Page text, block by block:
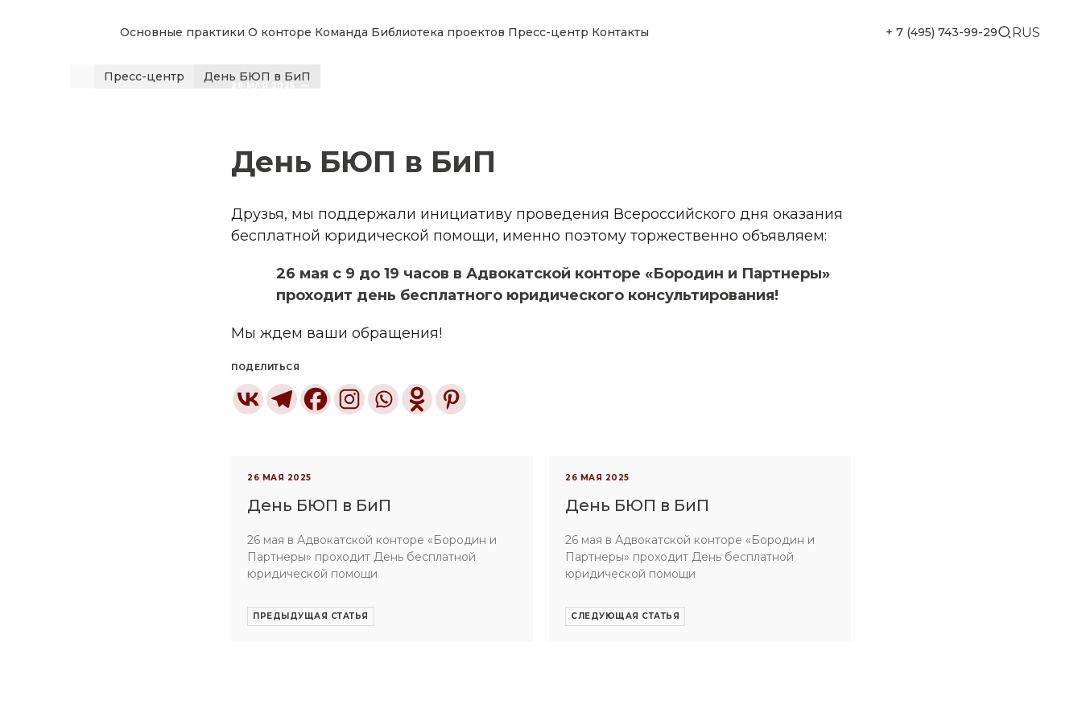
Основные практики О конторе Команда Библиотека проектов Пресс-центр Контакты + 7 (495) 743-99-29 RUS
Пресс-центр День БЮП в БиП
День БЮП в БиП
Друзья, мы поддержали инициативу проведения Всероссийского дня оказания
бесплатной юридической помощи, именно поэтому торжественно объявляем:
26 мая с 9 до 19 часов в Адвокатской конторе «Бородин и Партнеры»
проходит день бесплатного юридического консультирования!
Мы ждем ваши обращения!
ПОДЕЛИТЬСЯ
26 МАЯ 2025
День БЮП в БиП
26 мая в Адвокатской конторе «Бородин и
Партнеры» проходит День бесплатной
юридической помощи
ПРЕДЫДУЩАЯ СТАТЬЯ
26 МАЯ 2025
День БЮП в БиП
26 мая в Адвокатской конторе «Бородин и
Партнеры» проходит День бесплатной
юридической помощи
СЛЕДУЮЩАЯ СТАТЬЯ